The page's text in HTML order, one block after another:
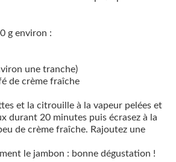
g environ :
une tranche)
de crème fraîche
et la citrouille à la vapeur pelées et
durant 20 minutes puis écrasez à la
de crème fraîche. Rajoutez une
le jambon : bonne dégustation !